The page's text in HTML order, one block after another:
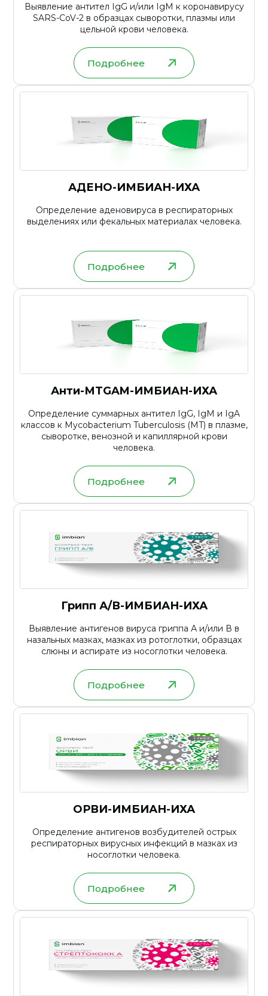
Выявление антител IgG и/или IgM к коронавирусу
SARS-CoV-2 в образцах сыворотки, плазмы или
цельной крови человека.
Подробнее
АДЕНО-ИМБИАН-ИХА
Определение аденовируса в респираторных
выделениях или фекальных материалах человека.
Подробнее
Анти-МТGAM-ИМБИАН-ИХА
Определение суммарных антител IgG, IgM и IgA
классов к Mycobacterium Tuberculosis (MT) в плазме,
сыворотке, венозной и капиллярной крови
человека.
Подробнее
Грипп А/В-ИМБИАН-ИХА
Выявление антигенов вируса гриппа А и/или В в
назальных мазках, мазках из ротоглотки, образцах
слюны и аспирате из носоглотки человека.
Подробнее
ОРВИ-ИМБИАН-ИХА
Определение антигенов возбудителей острых
респираторных вирусных инфекций в мазках из
носоглотки человека.
Подробнее